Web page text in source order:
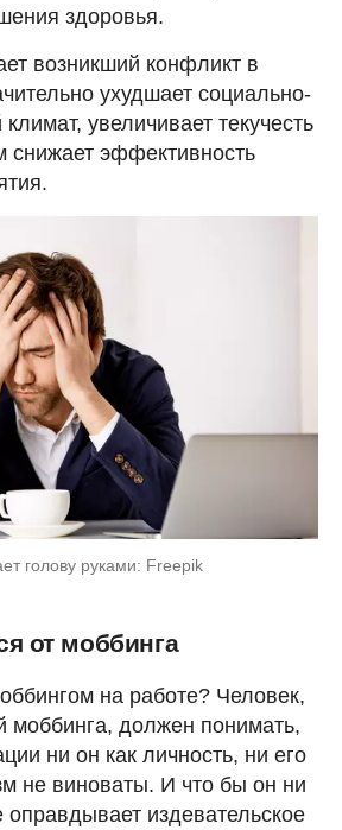
здоровья.
возникший конфликт в
ухудшает социально-
увеличивает текучесть
снижает эффективность
голову руками: Freepik
от моббинга
на работе? Человек,
моббинга, должен понимать,
ни он как личность, ни его
не виноваты. И что бы он ни
оправдывает издевательское